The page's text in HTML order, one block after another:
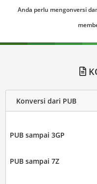
Anda perlu mengonversi
Konversi dari PUB
PUB sampai 3GP
PUB sampai 7Z